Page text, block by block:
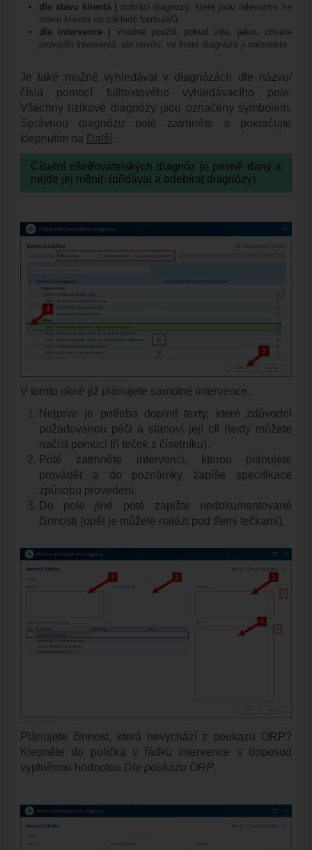
dle stavu klienta | zobrazí diagnozy, které jsou relevantní ke
stavu klienta na základě formulářů
dle intervence | vhodné použít, pokud víte, jakou chcete
provádět intervenci, ale nevíte, ve které diagnóze ji naleznete.
Je také možné vyhledávat v diagnózách dle názvu/
čísla pomocí fulltextového vyhledávacího pole.
Všechny rizikové diagnózy jsou označeny symbolem.
Správnou diagnózu poté zatrhněte a pokračujte
klepnutím na Další.
Číselní ošetřovatelských diagnóz je pevně daný a
nejde jej měnit. (přidávat a odebírat diagnózy)
V tomto okně již plánujete samotné intervence.
Nejprve je potřeba doplnit texty, které zdůvodní
požadovanou péči a stanoví její cíl (texty můžete
načíst pomocí tří teček z číselníku).
Poté zatrhněte intervenci, kterou plánujete
provádět a do poznámky zapíše specifikace
způsobu provedení.
Do pole jiné poté zapište nedokumentované
činnosti (opět je můžete nalézt pod třemi tečkami).
Plánujete činnost, která nevychází z poukazu ORP?
Klepněte do políčka v řádku intervence s doposud
vyplněnou hodnotou Dle poukazu ORP.